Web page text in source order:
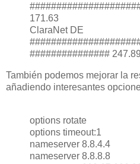
171.63
ClaraNet DE
############### 247.89
También podemos mejorar la
añadiendo interesantes
options rotate
options timeout:1
nameserver 8.8.4.4
nameserver 8.8.8.8